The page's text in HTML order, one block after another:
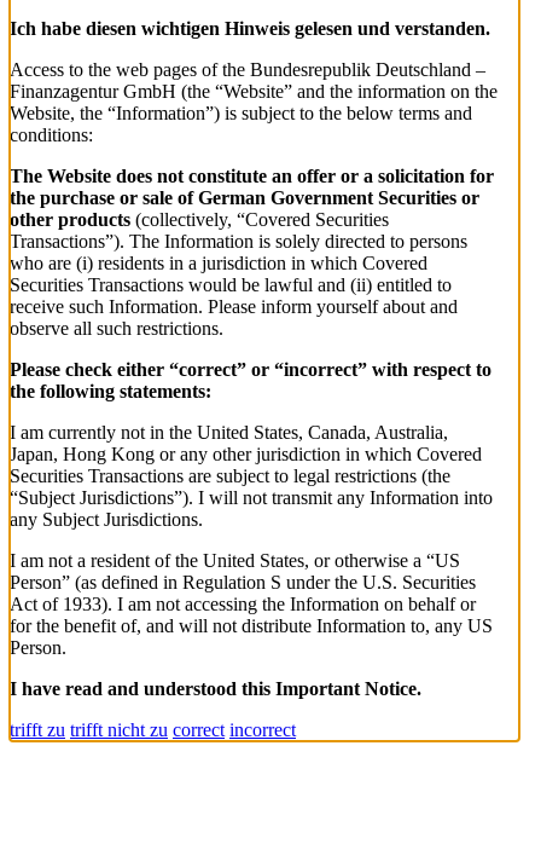
Ich habe diesen wichtigen Hinweis gelesen und verstanden.
Access to the web pages of the Bundesrepublik Deutschland –
Finanzagentur GmbH (the “Website” and the information on the
Website, the “Information”) is subject to the below terms and
conditions:
The Website does not constitute an offer or a solicitation for
the purchase or sale of German Government Securities or
other products (collectively, “Covered Securities
Transactions”). The Information is solely directed to persons
who are (i) residents in a jurisdiction in which Covered
Securities Transactions would be lawful and (ii) entitled to
receive such Information. Please inform yourself about and
observe all such restrictions.
Please check either “correct” or “incorrect” with respect to
the following statements:
I am currently not in the United States, Canada, Australia,
Japan, Hong Kong or any other jurisdiction in which Covered
Securities Transactions are subject to legal restrictions (the
“Subject Jurisdictions”). I will not transmit any Information into
any Subject Jurisdictions.
I am not a resident of the United States, or otherwise a “US
Person” (as defined in Regulation S under the U.S. Securities
Act of 1933). I am not accessing the Information on behalf or
for the benefit of, and will not distribute Information to, any US
Person.
I have read and understood this Important Notice.
trifft zu trifft nicht zu correct incorrect